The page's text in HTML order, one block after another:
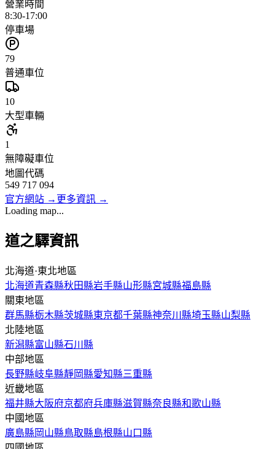
營業時間
8:30-17:00
停車場
79
普通車位
10
大型車輛
1
無障礙車位
地圖代碼
549 717 094
官方網站 → 更多資訊 →
Loading map...
道之驛資訊
北海道·東北地區
北海道青森縣秋田縣岩手縣山形縣宮城縣福島縣
關東地區
群馬縣栃木縣茨城縣東京都千葉縣神奈川縣埼玉縣山梨縣
北陸地區
新潟縣富山縣石川縣
中部地區
長野縣岐阜縣靜岡縣愛知縣三重縣
近畿地區
福井縣大阪府京都府兵庫縣滋賀縣奈良縣和歌山縣
中國地區
廣島縣 岡山縣鳥取縣島根縣山口縣